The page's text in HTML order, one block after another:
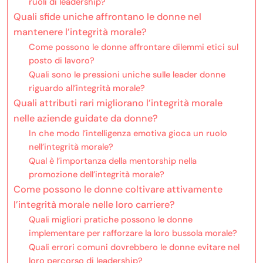
Quali sfide uniche affrontano le donne nel
mantenere l’integrità morale?
Come possono le donne affrontare dilemmi etici sul
posto di lavoro?
Quali sono le pressioni uniche sulle leader donne
riguardo all’integrità morale?
Quali attributi rari migliorano l’integrità morale
nelle aziende guidate da donne?
In che modo l’intelligenza emotiva gioca un ruolo
nell’integrità morale?
Qual è l’importanza della mentorship nella
promozione dell’integrità morale?
Come possono le donne coltivare attivamente
l’integrità morale nelle loro carriere?
Quali migliori pratiche possono le donne
implementare per rafforzare la loro bussola morale?
Quali errori comuni dovrebbero le donne evitare nel
loro percorso di leadership?